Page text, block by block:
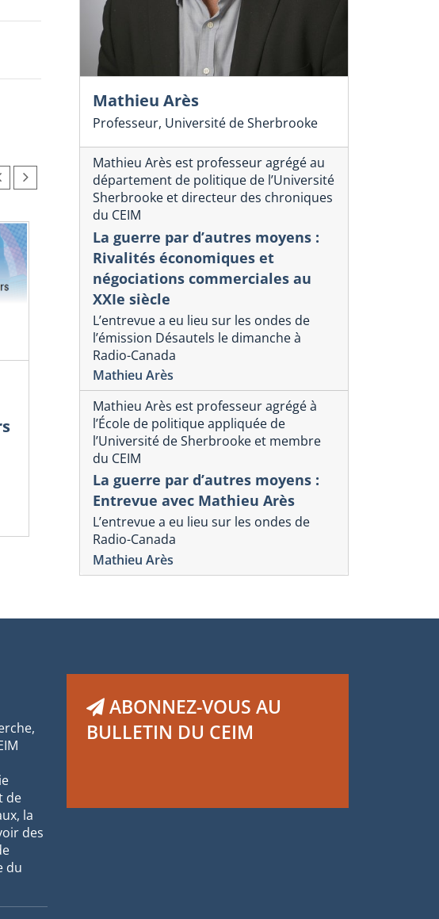
Chronique commerciale américaine
Débat d’experts sur les
impacts économiques du TPP
Volume 9, numéro 2
Mathieu Arès
Professeur, Université de Sherbrooke
Mathieu Arès est professeur agrégé au
département de politique de l’Université
Sherbrooke et directeur des chroniques
du CEIM
La guerre par d’autres moyens :
Rivalités économiques et
négociations commerciales au
XXIe siècle
L’entrevue a eu lieu sur les ondes de
l’émission Désautels le dimanche à
Radio-Canada
Mathieu Arès
Mathieu Arès est professeur agrégé à
l’École de politique appliquée de
l’Université de Sherbrooke et membre
du CEIM
La guerre par d’autres moyens :
Entrevue avec Mathieu Arès
L’entrevue a eu lieu sur les ondes de
Radio-Canada
Mathieu Arès
de
la
des
du
ABONNEZ-VOUS AU
BULLETIN DU CEIM